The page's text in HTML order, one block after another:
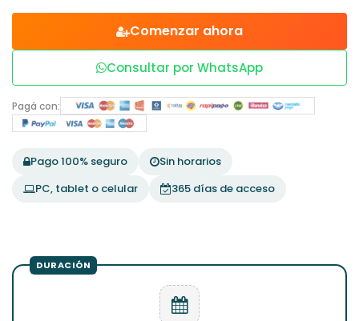
Comenzar ahora
Consultar por WhatsApp
Pagá con:
Pago 100% seguro
Sin horarios
PC, tablet o celular
365 días de acceso